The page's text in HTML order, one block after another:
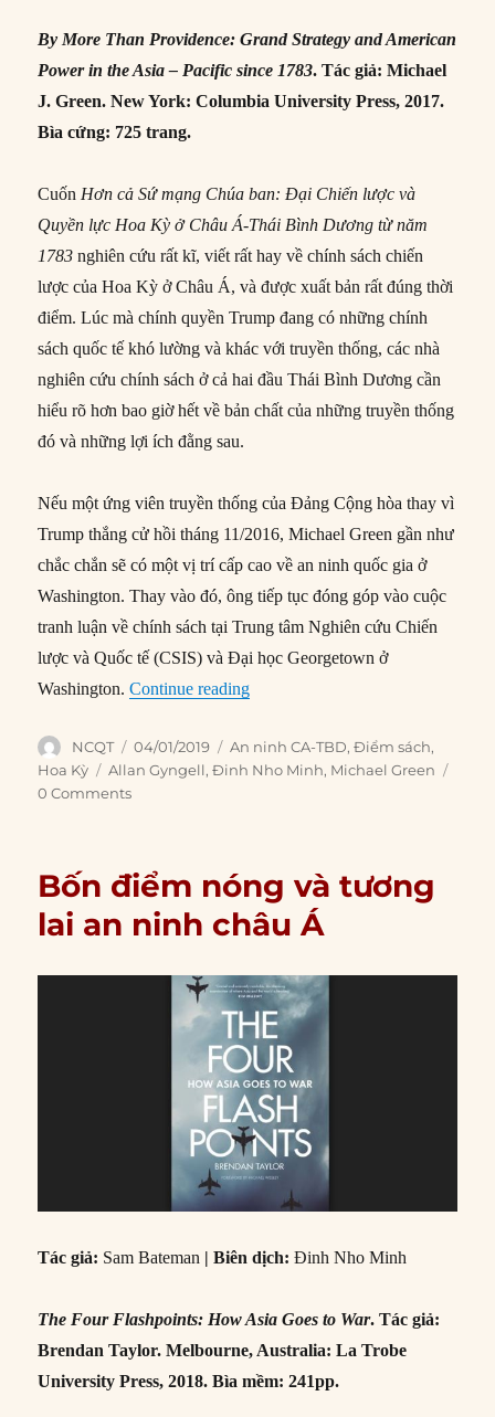
By More Than Providence: Grand Strategy and American
Power in the Asia – Pacific since 1783. Tác giả: Michael
J. Green. New York: Columbia University Press, 2017.
Bìa cứng: 725 trang.
Cuốn Hơn cả Sứ mạng Chúa ban: Đại Chiến lược và
Quyền lực Hoa Kỳ ở Châu Á-Thái Bình Dương từ năm
1783 nghiên cứu rất kĩ, viết rất hay về chính sách chiến
lược của Hoa Kỳ ở Châu Á, và được xuất bản rất đúng thời
điểm. Lúc mà chính quyền Trump đang có những chính
sách quốc tế khó lường và khác với truyền thống, các nhà
nghiên cứu chính sách ở cả hai đầu Thái Bình Dương cần
hiểu rõ hơn bao giờ hết về bản chất của những truyền thống
đó và những lợi ích đằng sau.
Nếu một ứng viên truyền thống của Đảng Cộng hòa thay vì
Trump thắng cử hồi tháng 11/2016, Michael Green gần như
chắc chắn sẽ có một vị trí cấp cao về an ninh quốc gia ở
Washington. Thay vào đó, ông tiếp tục đóng góp vào cuộc
tranh luận về chính sách tại Trung tâm Nghiên cứu Chiến
lược và Quốc tế (CSIS) và Đại học Georgetown ở
Washington.Continue reading“Đại Chiến lược và Quyền lực
Author
NCQT
Posted
on
04/01/2019 Categories
An ninh CA-TBD,Điểm sách,
Hoa Kỳ
Tags
Allan Gyngell,Đinh Nho Minh, Michael Green
0 Comments
Bốn điểm nóng và tương
lai an ninh châu Á
Tác giả: Sam Bateman | Biên dịch:Đinh Nho Minh
The Four Flashpoints: How Asia Goes to War. Tác giả:
Brendan Taylor. Melbourne, Australia: La Trobe
University Press, 2018. Bìa mềm: 241pp.